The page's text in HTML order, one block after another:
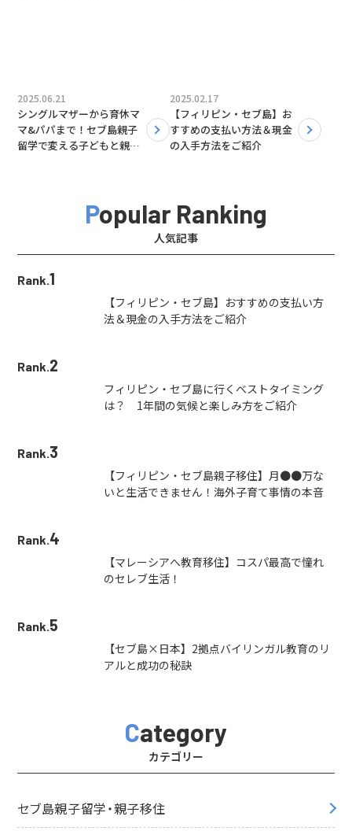
2025.06.21
シングルマザーから育休マ
マ&パパまで！セブ島親子
留学で変える子どもと親の
2025.02.17
【フィリピン・セブ島】お
すすめの支払い方法＆現金
の入手方法をご紹介
Popular Ranking
人気記事
Rank.1
【フィリピン・セブ島】おすすめの支払い方
法＆現金の入手方法をご紹介
Rank. 2
フィリピン・セブ島に行くベストタイミング
は？ 1年間の気候と楽しみ方をご紹介
Rank. 3
【フィリピン・セブ島親子移住】月●●万な
いと生活できません！海外子育て事情の本音
Rank. 4
【マレーシアへ教育移住】コスパ最高で憧れ
のセレブ生活！
Rank. 5
【セブ島×日本】2拠点バイリンガル教育のリ
アルと成功の秘訣
Category
カテゴリー
セブ島親子留学・親子移住